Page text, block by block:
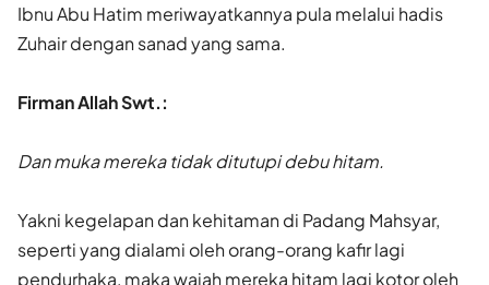
Ibnu Abu Hatim meriwayatkannya pula melalui hadis
Zuhair dengan sanad yang sama.
Firman Allah Swt.:
Dan muka mereka tidak ditutupi debu hitam.
Yakni kegelapan dan kehitaman di Padang Mahsyar,
seperti yang dialami oleh orang-orang kafir lagi
pendurhaka, maka wajah mereka hitam lagi kotor oleh